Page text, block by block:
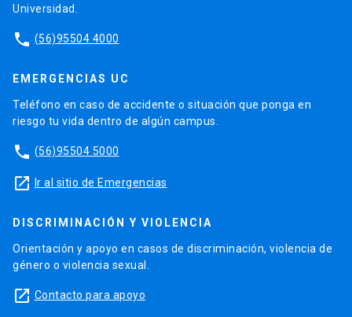
Universidad.
phone (56)95504 4000
EMERGENCIAS UC
Teléfono en caso de accidente o situación que ponga en
riesgo tu vida dentro de algún campus.
phone (56)95504 5000
launch Ir al sitio de Emergencias
DISCRIMINACIÓN Y VIOLENCIA
Orientación y apoyo en casos de discriminación, violencia de
género o violencia sexual.
launch Contacto para apoyo